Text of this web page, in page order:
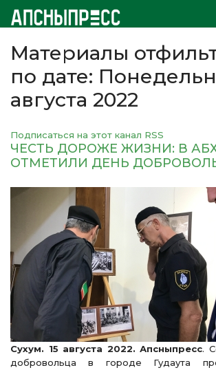
Материалы
по дате:
августа 2022
Подписаться на этот канал RSS
ЧЕСТЬ ДОРОЖЕ ЖИЗНИ: В
ОТМЕТИЛИ ДЕНЬ
Сухум. 15 августа 2022. Апсныпресс.
добровольца в городе Гудаута